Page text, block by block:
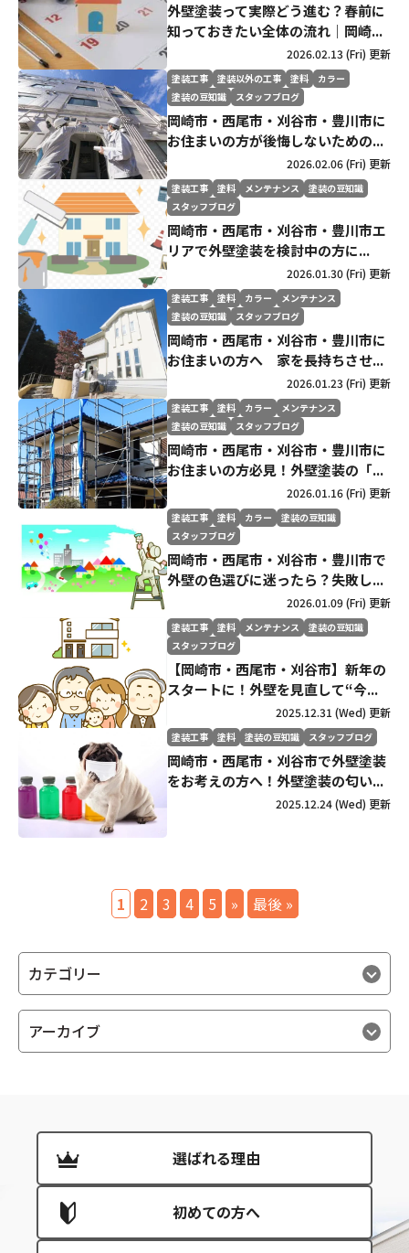
外壁塗装って実際どう進む？春前に
知っておきたい全体の流れ｜岡崎...
2026.02.13 (Fri) 更新
塗装工事 塗装以外の工事 塗料
カラー
塗装の豆知識
スタッフブログ
岡崎市・西尾市・刈谷市・豊川市に
お住まいの方が後悔しないための...
2026.02.06 (Fri) 更新
塗装工事 塗料 メンテナンス
塗装の豆知識
スタッフブログ
岡崎市・西尾市・刈谷市・豊川市エ
リアで外壁塗装を検討中の方に...
2026.01.30 (Fri) 更新
塗装工事 塗料 カラー
メンテナンス
塗装の豆知識
スタッフブログ
岡崎市・西尾市・刈谷市・豊川市に
お住まいの方へ 家を長持ちさせ...
2026.01.23 (Fri) 更新
塗装工事 塗料 カラー
メンテナンス
塗装の豆知識
スタッフブログ
岡崎市・西尾市・刈谷市・豊川市に
お住まいの方必見！外壁塗装の「...
2026.01.16 (Fri) 更新
塗装工事 塗料 カラー
塗装の豆知識
スタッフブログ
岡崎市・西尾市・刈谷市・豊川市で
外壁の色選びに迷ったら？失敗し...
2026.01.09 (Fri) 更新
塗装工事 塗料 メンテナンス
塗装の豆知識
スタッフブログ
【岡崎市・西尾市・刈谷市】新年の
スタートに！外壁を見直して“今...
2025.12.31 (Wed) 更新
塗装工事 塗料 塗装の豆知識 スタッフブログ
岡崎市・西尾市・刈谷市で外壁塗装
をお考えの方へ！外壁塗装の匂い...
2025.12.24 (Wed) 更新
1 2 3 4 5 » 最後 »
カテゴリー
アーカイブ
選ばれる理由
初めての方へ